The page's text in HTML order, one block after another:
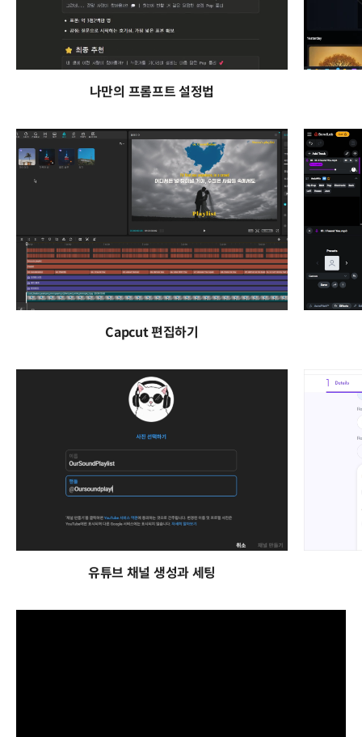
나만의 프롬프트 설정법
Capcut 편집하기
유튜브 채널 생성과 세팅